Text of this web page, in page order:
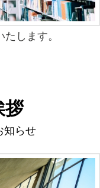
します。
拶
知らせ